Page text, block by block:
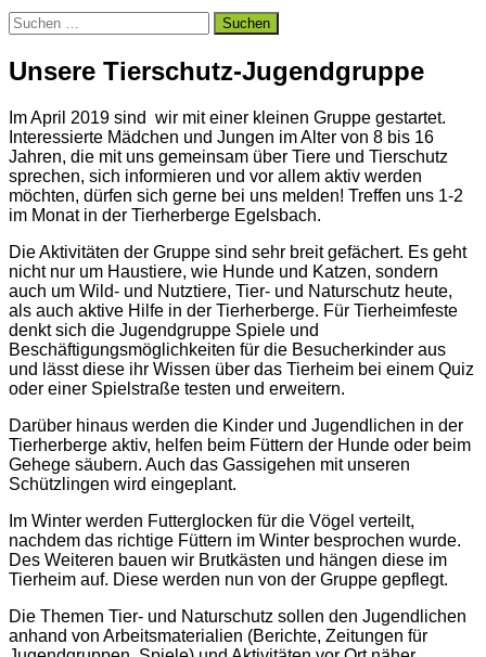
Suchen
nach:
Unsere Tierschutz-Jugendgruppe
Im April 2019 sind wir mit einer kleinen Gruppe gestartet.
Interessierte Mädchen und Jungen im Alter von 8 bis 16
Jahren, die mit uns gemeinsam über Tiere und Tierschutz
sprechen, sich informieren und vor allem aktiv werden
möchten, dürfen sich gerne bei uns melden! Treffen uns 1-2
im Monat in der Tierherberge Egelsbach.
Die Aktivitäten der Gruppe sind sehr breit gefächert. Es geht
nicht nur um Haustiere, wie Hunde und Katzen, sondern
auch um Wild- und Nutztiere, Tier- und Naturschutz heute,
als auch aktive Hilfe in der Tierherberge. Für Tierheimfeste
denkt sich die Jugendgruppe Spiele und
Beschäftigungsmöglichkeiten für die Besucherkinder aus
und lässt diese ihr Wissen über das Tierheim bei einem Quiz
oder einer Spielstraße testen und erweitern.
Darüber hinaus werden die Kinder und Jugendlichen in der
Tierherberge aktiv, helfen beim Füttern der Hunde oder beim
Gehege säubern. Auch das Gassigehen mit unseren
Schützlingen wird eingeplant.
Im Winter werden Futterglocken für die Vögel verteilt,
nachdem das richtige Füttern im Winter besprochen wurde.
Des Weiteren bauen wir Brutkästen und hängen diese im
Tierheim auf. Diese werden nun von der Gruppe gepflegt.
Die Themen Tier- und Naturschutz sollen den Jugendlichen
anhand von Arbeitsmaterialien (Berichte, Zeitungen für